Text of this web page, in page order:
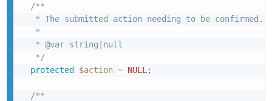
/**
   * The submitted action needing to be confirmed.
   *
   * @var string|null
   */
protected $action = NULL ;
/**